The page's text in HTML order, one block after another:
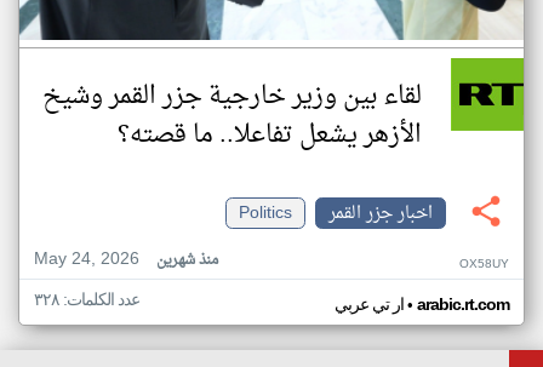
لقاء بين وزير خارجية جزر القمر وشيخ
الأزهر يشعل تفاعلا.. ما قصته؟
اخبار جزر القمر
Politics
May 24, 2026
منذ شهرين OX58UY
ار تي عربي• arabic.rt.com عدد الكلمات: ٣٢٨